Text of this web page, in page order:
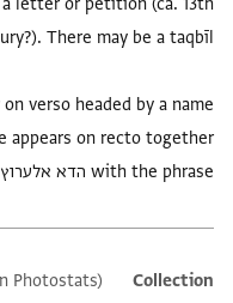
verso headed by a name
appears on recto together
with the phrase הדא אלערוץ "this poetry" [is by him?].
Additional metadata
Collection
Photostats)